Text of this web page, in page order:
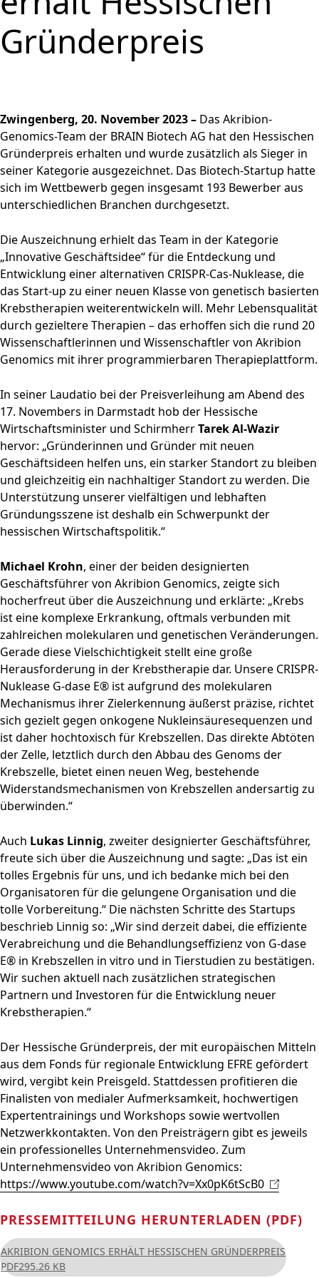
Mikroorganismen &
Inhaltsstoffe
Fermentationen
Menü schließen
STANDORTE
Produktion,
Menü schließen
Konzernstruktur
MÄRKTE
Umwelt
Menü schließen
BRAINBiocatalysts
Kontakt
Menü schließen
Strategie
Finanzkennzahlen
Segmente
CORPORATE
GOVERNANCE
Leitung & Kontrolle
Erklärung zur
Unternehmensführung
Entsprechenserklärung
2025
Vergütung
Unternehmenssatzung
des Aufsichtsrats
Menü schließen
FINANZPUBLIKATIONEN &
Finanzberichte
Präsentationen & Videos
Finanzkalender
Investoren-Events
Kapitalmarkttag
Glossar
Menü schließen
Aktie
Submenü öffnen:
Hauptversammlung
Hauptversammlung
2026
Archiv
Menü schließen
FAQ
Download
Nachhaltigkeitsbericht & ESG-
bewerben
Unternehmensgruppe
Menü schließen
Gründerpreis
Zwingenberg, 20. November 2023 – Das Akribion-
Genomics-Team der BRAIN Biotech AG hat den Hessischen
Gründerpreis erhalten und wurde zusätzlich als Sieger in
seiner Kategorie ausgezeichnet. Das Biotech-Startup hatte
sich im Wettbewerb gegen insgesamt 193 Bewerber aus
unterschiedlichen Branchen durchgesetzt.
Die Auszeichnung erhielt das Team in der Kategorie
„Innovative Geschäftsidee“ für die Entdeckung und
Entwicklung einer alternativen CRISPR-Cas-Nuklease, die
das Start-up zu einer neuen Klasse von genetisch basierten
Krebstherapien weiterentwickeln will. Mehr Lebensqualität
durch gezieltere Therapien – das erhoffen sich die rund 20
Wissenschaftlerinnen und Wissenschaftler von Akribion
Genomics mit ihrer programmierbaren Therapieplattform.
In seiner Laudatio bei der Preisverleihung am Abend des
17. Novembers in Darmstadt hob der Hessische
Wirtschaftsminister und SchirmherrTarek Al-Wazir
hervor: „Gründerinnen und Gründer mit neuen
Geschäftsideen helfen uns, ein starker Standort zu bleiben
und gleichzeitig ein nachhaltiger Standort zu werden. Die
Unterstützung unserer vielfältigen und lebhaften
Gründungsszene ist deshalb ein Schwerpunkt der
hessischen Wirtschaftspolitik.“
Michael Krohn, einer der beiden designierten
Geschäftsführer von Akribion Genomics, zeigte sich
hocherfreut über die Auszeichnung und erklärte: „Krebs
ist eine komplexe Erkrankung, oftmals verbunden mit
zahlreichen molekularen und genetischen Veränderungen.
Gerade diese Vielschichtigkeit stellt eine große
Herausforderung in der Krebstherapie dar. Unsere CRISPR-
Nuklease G-dase E® ist aufgrund des molekularen
Mechanismus ihrer Zielerkennung äußerst präzise, richtet
sich gezielt gegen onkogene Nukleinsäuresequenzen und
ist daher hochtoxisch für Krebszellen. Das direkte Abtöten
der Zelle, letztlich durch den Abbau des Genoms der
Krebszelle, bietet einen neuen Weg, bestehende
Widerstandsmechanismen von Krebszellen andersartig zu
überwinden.“
Auch Lukas Linnig, zweiter designierter Geschäftsführer,
freute sich über die Auszeichnung und sagte: „Das ist ein
tolles Ergebnis für uns, und ich bedanke mich bei den
Organisatoren für die gelungene Organisation und die
tolle Vorbereitung.“ Die nächsten Schritte des Startups
beschrieb Linnig so: „Wir sind derzeit dabei, die effiziente
Verabreichung und die Behandlungseffizienz von G-dase
E® in Krebszellen in vitro und in Tierstudien zu bestätigen.
Wir suchen aktuell nach zusätzlichen strategischen
Partnern und Investoren für die Entwicklung neuer
Krebstherapien.“
Der Hessische Gründerpreis, der mit europäischen Mitteln
aus dem Fonds für regionale Entwicklung EFRE gefördert
wird, vergibt kein Preisgeld. Stattdessen profitieren die
Finalisten von medialer Aufmerksamkeit, hochwertigen
Expertentrainings und Workshops sowie wertvollen
Netzwerkkontakten. Von den Preisträgern gibt es jeweils
ein professionelles Unternehmensvideo. Zum
Unternehmensvideo von Akribion Genomics:
https://www.youtube.com/watch?v=Xx0pK6tScB0
PRESSEMITTEILUNG HERUNTERLADEN (PDF)
AKRIBION GENOMICS ERHÄLT HESSISCHEN GRÜNDERPREIS
PDF295.26 KB